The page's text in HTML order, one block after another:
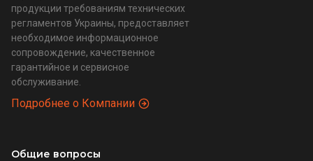
продукции требованиям технических
регламентов Украины, предоставляет
необходимое информационное
сопровождение, качественное
гарантийное и сервисное
обслуживание.
Подробнее о Компании
Общие вопросы